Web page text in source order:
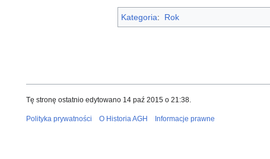
Kategoria: Rok
Tę stronę ostatnio edytowano 14 paź 2015 o 21:38.
Polityka prywatności O Historia AGH Informacje prawne